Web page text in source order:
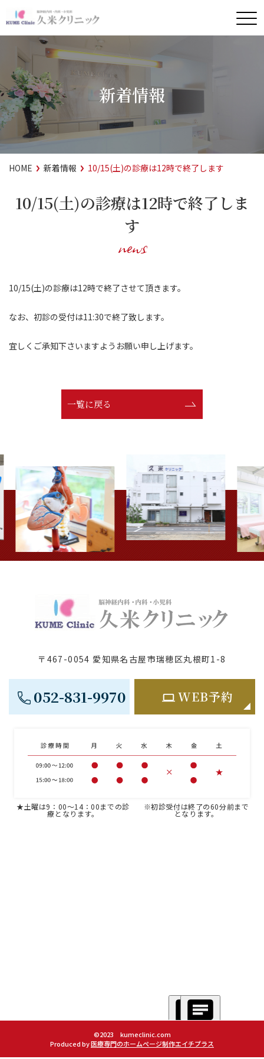
新着情報
HOME 新着情報 10/15(土)の診療は12時で終了します
10/15(土)の診療は12時で終了しま
す
news
10/15(土)の診療は12時で終了させて頂きます。
なお、初診の受付は11:30で終了致します。
宜しくご承知下さいますようお願い申し上げます。
一覧に戻る
〒467-0054 愛知県名古屋市瑞穂区丸根町1-8
052-831-9970 WEB予約
★土曜は9：00～14：00までの診
療となります。
※初診受付は終了の60分前まで
となります。
©2023 kumeclinic.com
Produced by医療専門のホームページ制作エイチプラス